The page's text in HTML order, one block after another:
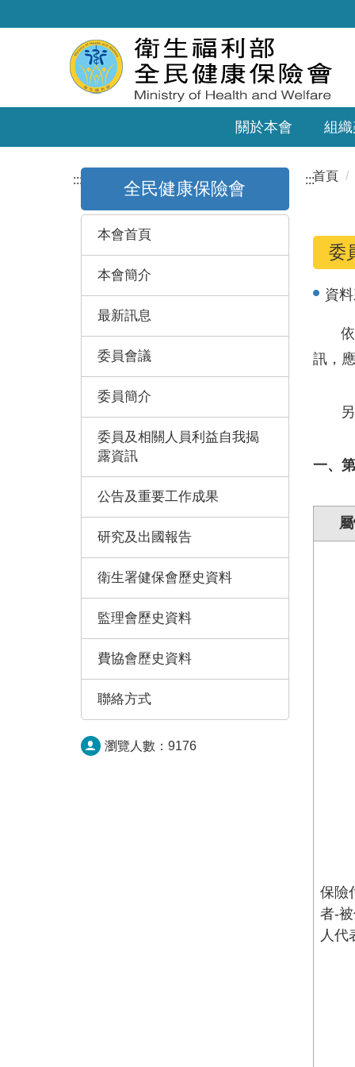
關於本會 組
::: 全民健康保險會
本會首頁
本會簡介
最新訊息
委員會議
委員簡介
委員及相關人員利益自我揭
露資訊
公告及重要工作成果
研究及出國報告
衛生署健保會歷史資料
監理會歷史資料
費協會歷史資料
聯絡方式
瀏覽人數： 9176
:::首頁
委
資料
依全
訊，
另依
一、
保險
者-
人代